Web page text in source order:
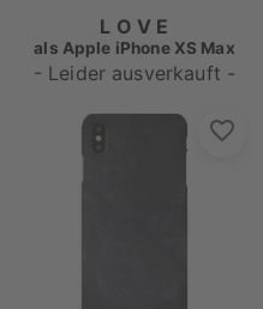
L O V E
als Apple iPhone XS Max
- Leider ausverkauft -